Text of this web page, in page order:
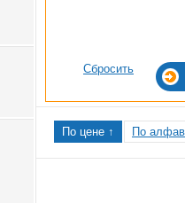
Сбросить
По цене ↑ По